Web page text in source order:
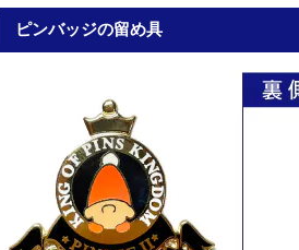
ピンバッジの留め具